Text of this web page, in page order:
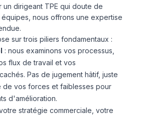
dirigeant TPE qui doute de
nous offrons une expertise
sur trois piliers fondamentaux :
: nous examinons vos processus,
flux de travail et vos
Pas de jugement hâtif, juste
de vos forces et faiblesses pour
d'amélioration.
stratégie commerciale, votre